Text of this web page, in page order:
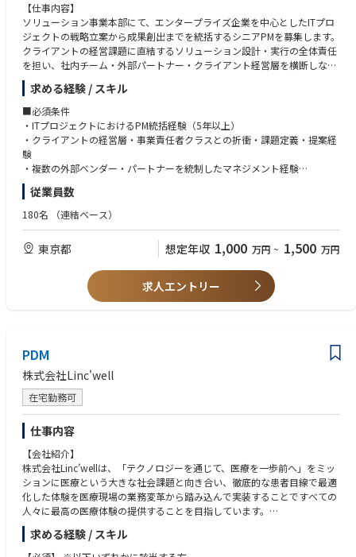
技術的な実装や実現可能性の検証は、社内の優秀なエンジニアと伴走しな
がら進めていきます。
そのため、現時点でのAIに関する高度な専門知識よりも、技術シーズをど
のようにビジネスや顧客価値へ転換するかという「企画力」や、正解のな
い中でプロジェクトを前に進める「推進力」を重視しています。
「映像×AI」を軸に、ユーザー価値の最大化とプロダクトの競争力強化を
実現していただけるやりがいのあるポジションです。
■AIソリューションプラットフォーム
AIソリューションプラットフォームでは、映像データを活用し、顧客と開
発者が１）「データ利用を簡単に」２）AI生成・再学習を簡単に（３）ビ
ジネスを簡単に ~」AIビジネスを量産できるプラットフォームを構築して
います。「映像から未来をつくる」の企業ミッションを具現化する新しい
取り組みとして、AIによる現場課題解決を実現するプラットフォーマーへ
の変革を牽引し、介護や建設など様々な業界に新たな価値を届けることを
目指しています。
プロダクトオーナーシップを発揮し、AI技術の社会実装を通じて、社会に
大きなインパクトを与えるやりがいを実感できます。
＜業務の魅力＞
様々な部署や社外のお客様とコミュニケーションを取りながら、起案〜商
ービスに不可欠なカメラやネットワーク製品などデバイス商品企画を推進
する部門となり、さまざまなお客様や製品に関われる魅力があります。
デバイス製品はメーカーやODMベンダーと協業し企画開発を進めます。単
なる上流の商品企画に留まらず、具体的な開発業務にも携わることができ
ることもできることも魅力のひとつです。
■新規事業企画
一般的なプロダクト開発・改善業務ではなく、映像・AI・IoTを活用したセ
キュリティ事業そのものの創出とスケールに焦点を当てた、極めて広範な
役割を担っていただきます。
新規事業・プロダクトの企画・戦略策定
事業・商流・オペレーションの設計と実行
プロダクトロードマップの策定と推進
エンジニア、デザイナー、ビジネスサイドとの協業によるプロダクト開発
【仕事内容】
ソリューション事業本部にて、エンタープライズ企業を中心としたITプロ
ジェクトの戦略立案から成果創出までを統括するシニアPMを募集します。
クライアントの経営課題に直結するソリューション設計・実行の全体責任
を担い、社内チーム・外部パートナー・クライアント経営層を横断しなが
らプロジェクトをリードしていただきます。大規模・複雑な案件に正面か
ら向き合い、確実に成果を出してきた経験を持つ方が活躍できる環境で
す。将来的には組織・事業づくりへの関与や、役員・パートナーへのキャ
リアパスも開かれています。
■期待する役割
・プロジェクト設計・戦略立案
実行計画を立案。
要件を整理しながら、最短で成果に結びつくアプローチを描きます。
・EC構築・リプレイス案件の要件定義
BtoC／BtoBなどのEC構築・システムリプレイスにおいて、課題を分解
し、要件を整理。
・進行管理・チームマネジメント
エンジニアやデザイナー、外部パートナーと連携し、進行・スケジュー
・クライアント折衝・アカウントマネジメント
経営層〜現場担当者まで、階層を超えた関係構築を行い、課題抽出から改
善提案までを一貫して担当。「顧客のビジネスを理解し、共にグロースを
描ける関係性」を築いていきます。
・ドキュメンテーション・運用設計
要件定義書や仕様書、運用ドキュメントなどを整理・作成。
納品後の運用フェーズでも、業務効率化やオペレーション改善を支援しま
す。
■仕事の醍醐味
プロジェクトは半年以上にわたることが多く、クライアントに深く伴走し
て課題を解決していく過程で、目に見えるアウトプットを世の中へ産み落
とせることが大きなやりがいです。
また、4～5期目のベンチャーにおいて組織・仕組みづくりに携わり、会社
求める経験 / スキル
■必須条件
・ITプロジェクトにおけるPM統括経験（5年以上）
・クライアントの経営層・事業責任者クラスとの折衝・課題定義・提案経
験
・複数の外部ベンダー・パートナーを統制したマネジメント経験
■歓迎条件
・ERP・SaaS・CRM基盤（Salesforce、SAP 等）の大規模導入・移行プロ
・システム構成図やAPI連携仕様を読み解ける技術リテラシー
・PMBOKやアジャイル等のプロジェクトマネジメント手法の実践経験
・PMO経験・複数プロジェクトの横断管理経験
・組織マネジメント・メンバー育成・体制構築の経験
・DX推進・IT戦略策定など、経営に近い上流コンサルティング経験
・ベンチャーフェーズにおいて、仕組みづくりや組織づくりにも主体的に
関われる方
・ビジネス・技術・組織の3軸を横断し、本質的な課題設計ができる方
・“クライアントと一緒に事業をつくる”という姿勢を大切にできる方
従業員数
180名 （連結ベース）
東京都 想定年収 1,000 万円 ~ 1,500 万円
求人エントリー
PDM
株式会社Linc'well
在宅勤務可
仕事内容
【会社紹介】
株式会社Linc’wellは、「テクノロジーを通じて、医療を一歩前へ」をミッ
ションに医療という大きな社会課題と向き合い、徹底的な患者目線で最適
化した体験を医療現場の業務変革から踏み込んで実装することですべての
人々に最高の医療体験の提供することを目指しています。
現在は「オンライン診療システム提供サービス」「クリニックDX支援サー
ビス」「ヘルスケアECサービス」の3つの事業を展開し、主力事業として
展開する国内有数のオンライン診療プラットフォームにおいてはサービス
求める経験 / スキル